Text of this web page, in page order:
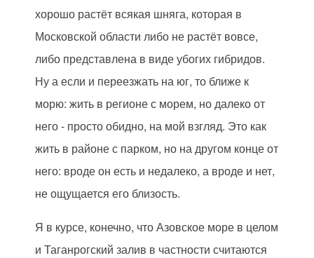
хорошо растёт всякая шняга, которая в
Московской области либо не растёт вовсе,
либо представлена в виде убогих гибридов.
Ну а если и переезжать на юг, то ближе к
морю: жить в регионе с морем, но далеко от
него - просто обидно, на мой взгляд. Это как
жить в районе с парком, но на другом конце от
него: вроде он есть и недалеко, а вроде и нет,
не ощущается его близость.
Я в курсе, конечно, что Азовское море в целом
и Таганрогский залив в частности считаются